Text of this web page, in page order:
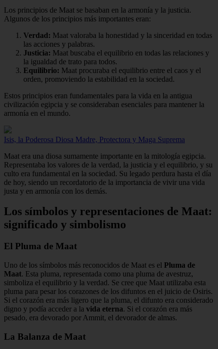
Los principios de Maat se basaban en la armonía y la justicia.
Algunos de los principios más importantes eran:
Verdad: Maat valoraba la honestidad y la sinceridad en todas
las acciones y palabras.
Justicia: Maat buscaba el equilibrio en todas las relaciones y
la igualdad de trato para todos.
Equilibrio: Maat procuraba el equilibrio entre el caos y el
orden, promoviendo la estabilidad en la sociedad.
Estos principios eran fundamentales para la vida en la antigua
civilización egipcia y se consideraban esenciales para mantener la
armonía en el mundo.
Isis, la Poderosa Diosa Madre, Protectora y Maga Suprema
Maat era una diosa sumamente importante en la mitología egipcia.
Representaba los valores de la verdad, la justicia y el equilibrio, y su
culto era fundamental en la sociedad. Su legado perdura hasta el día
de hoy, siendo un recordatorio de la importancia de vivir una vida
justa y en armonía con los demás.
Los símbolos y representaciones de Maat:
significado y simbolismo
El Pluma de Maat
Uno de los símbolos más reconocidos de Maat es el Pluma de
Maat. Esta pluma, representada como una pluma de avestruz,
simboliza el equilibrio y la verdad. Se cree que Maat utilizaba esta
pluma para pesar los corazones de los difuntos en el juicio de Osiris.
Si el corazón era más ligero que la pluma, el difunto era considerado
digno y podía acceder a la vida eterna. Si el corazón era más
pesado, era devorado por Ammit, el devorador de almas.
La Balanza de Maat